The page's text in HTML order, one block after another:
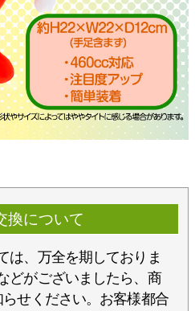
換について
は、万全を期しておりま
どがございましたら、商
せください。お客様都合